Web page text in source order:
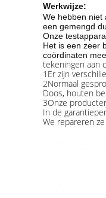
Werkwijze:
We hebben niet
een gemengd
Onze
Het is een zeer
coördinaten
tekeningen aan
1Er zijn
2Normaal
Doos, houten
3Onze
In de
We repareren